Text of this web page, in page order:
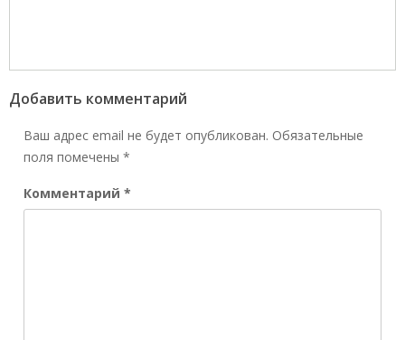
Добавить комментарий
Ваш адрес email не будет опубликован. Обязательные
поля помечены *
Комментарий *